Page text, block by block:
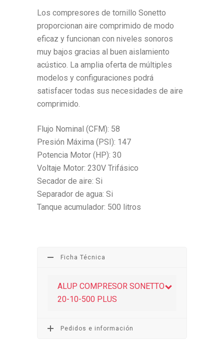
Los compresores de tornillo Sonetto
proporcionan aire comprimido de modo
eficaz y funcionan con niveles sonoros
muy bajos gracias al buen aislamiento
acústico. La amplia oferta de múltiples
modelos y configuraciones podrá
satisfacer todas sus necesidades de aire
comprimido.
Flujo Nominal (CFM): 58
Presión Máxima (PSI): 147
Potencia Motor (HP): 30
Voltaje Motor: 230V Trifásico
Secador de aire: Si
Separador de agua: Si
Tanque acumulador: 500 litros
Ficha Técnica
ALUP COMPRESOR SONETTO
20-10-500 PLUS
Pedidos e información